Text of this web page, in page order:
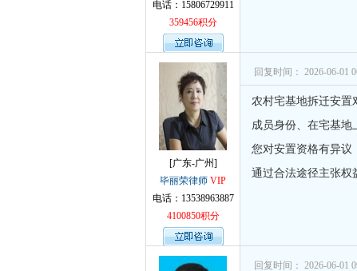
电话：15806729911
359456积分
[广东-广州]
毕丽荣律师 VIP
电话：13538963887
4100850积分
回复时间： 2026-06-01
农村宅基地拆迁安置
成员身份、在宅基地
您对安置资格有异议
通过合法途径主张权
回复时间： 2026-06-01